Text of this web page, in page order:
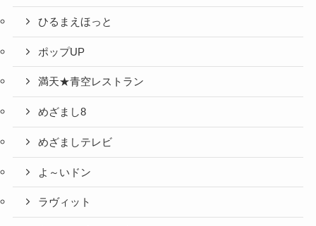
ひるまえほっと
ポップUP
満天★青空レストラン
めざまし8
めざましテレビ
よ～いドン
ラヴィット